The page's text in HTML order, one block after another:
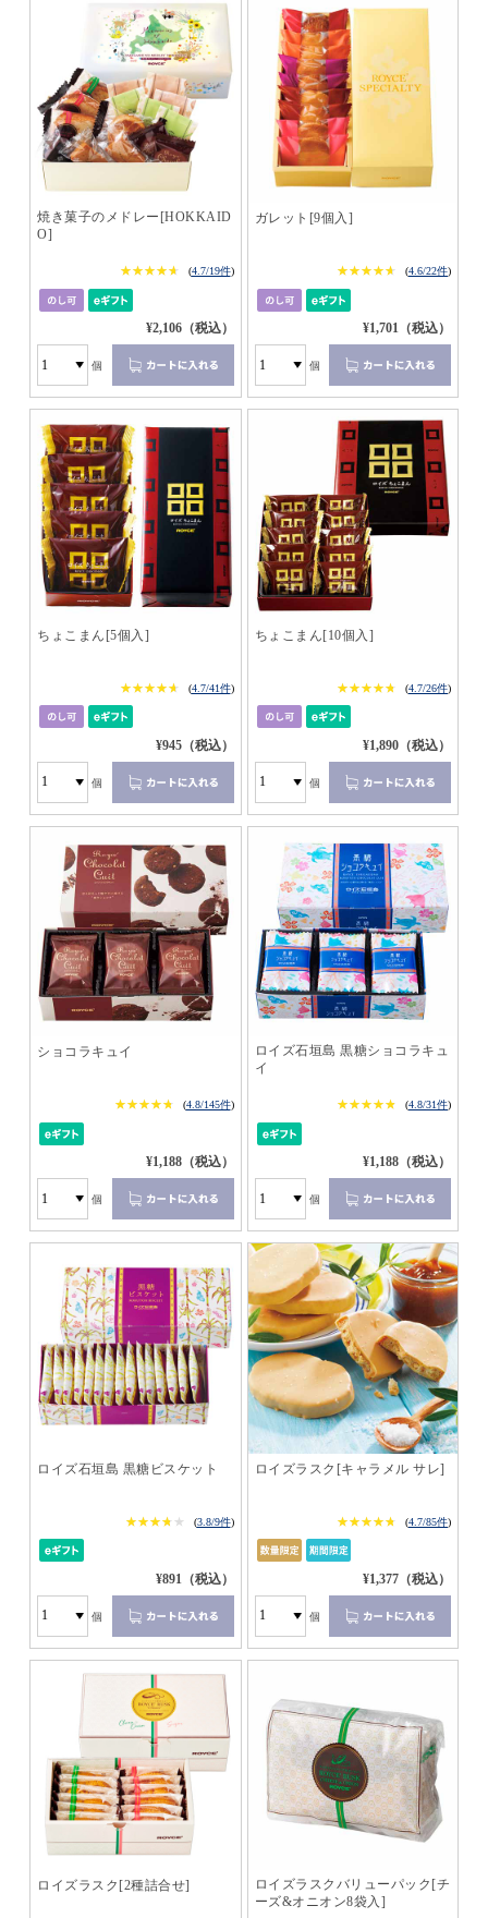
焼き菓子のメドレー[HOKKAID
O]
★★★★★
★★★★★ (4.7/19件)
¥2,106（税込）
個
ガレット[9個入]
★★★★★
★★★★★ (4.6/22件)
¥1,701（税込）
個
ちょこまん[5個入]
★★★★★
★★★★★ (4.7/41件)
¥945（税込）
個
ちょこまん[10個入]
★★★★★
★★★★★ (4.7/26件)
¥1,890（税込）
個
ショコラキュイ
★★★★★
★★★★★ (4.8/145件)
¥1,188（税込）
個
ロイズ石垣島 黒糖ショコラキュ
イ
★★★★★
★★★★★ (4.8/31件)
¥1,188（税込）
個
ロイズ石垣島 黒糖ビスケット
★★★★★
★★★★★ (3.8/9件)
¥891（税込）
個
ロイズラスク[キャラメル サレ]
★★★★★
★★★★★ (4.7/85件)
¥1,377（税込）
個
ロイズラスク[2種詰合せ]
ロイズラスクバリューパック[チ
ーズ&オニオン8袋入]